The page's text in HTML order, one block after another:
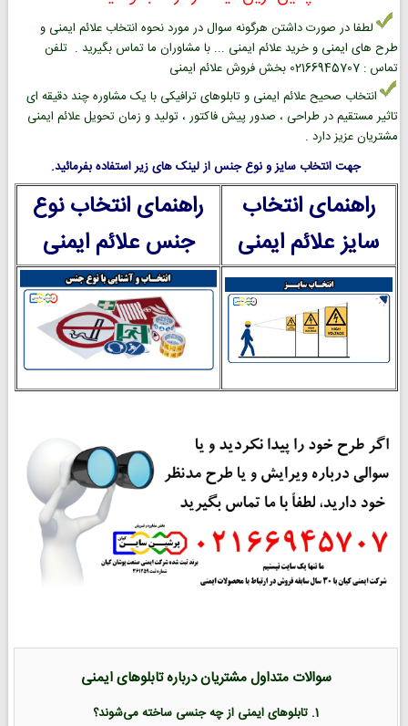
لطفا در صورت داشتن هرگونه سوال در مورد نحوه انتخاب علائم ایمنی و
طرح های ایمنی و خرید علائم ایمنی ... با مشاوران ما تماس بگیرید . تلفن
تماس : 02166945707 بخش فروش علائم ایمنی
انتخاب صحیح علائم ایمنی و تابلوهای ترافیکی با یک مشاوره چند دقیقه ای
تاثیر مستقیم در طراحی ، صدور پیش فاکتور ، تولید و زمان تحویل علائم ایمنی
مشتریان عزیز دارد .
جهت انتخاب سایز و نوع جنس از لینک های زیر استفاده بفرمائید.
راهنمای انتخاب
سایز علائم ایمنی
راهنمای انتخاب نوع
جنس علائم ایمنی
سوالات متداول مشتریان درباره تابلوهای ایمنی
1. تابلوهای ایمنی از چه جنسی ساخته می‌شوند؟